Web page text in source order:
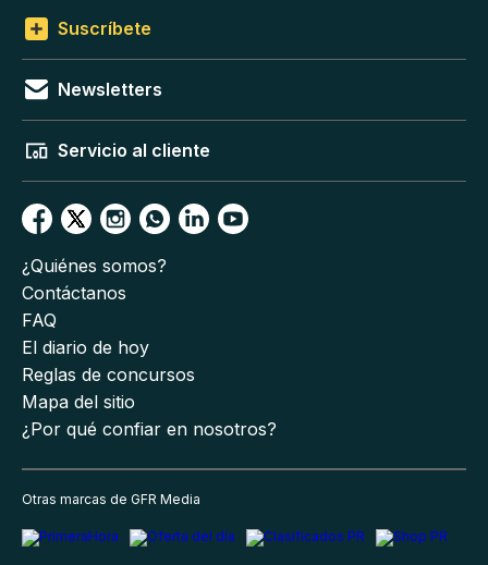
Suscríbete
Newsletters
Servicio al cliente
¿Quiénes somos?
Contáctanos
FAQ
El diario de hoy
Reglas de concursos
Mapa del sitio
¿Por qué confiar en nosotros?
Otras marcas de GFR Media